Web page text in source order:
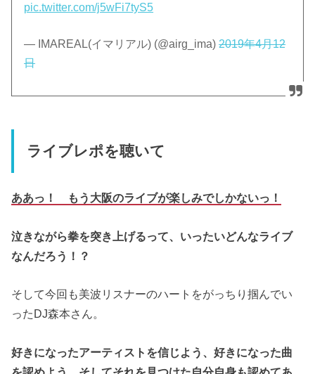
pic.twitter.com/j5wFi7tyS5
— IMAREAL(イマリアル) (@airg_ima)2019年4月12
日
ライブレポを聴いて
ああっ！ もう大阪のライブが楽しみでしかないっ！
泣きながら拳を突き上げるって、いったいどんなライブ
なんだろう！？
そして今回も美波リスナーのハートをがっちり掴んでい
ったDJ森本さん。
好きになったアーティストを信じよう、好きになった曲